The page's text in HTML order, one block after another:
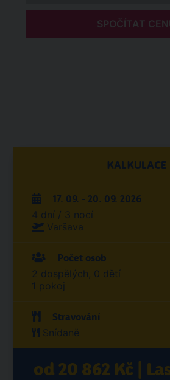
SPOČÍTAT
KALKULACE
17. 09. - 20. 09. 2026
4 dní / 3 nocí
Varšava
Počet osob
2 dospělých, 0 dětí
1 pokoj
Stravování
Snídaně
od 20 862 Kč |